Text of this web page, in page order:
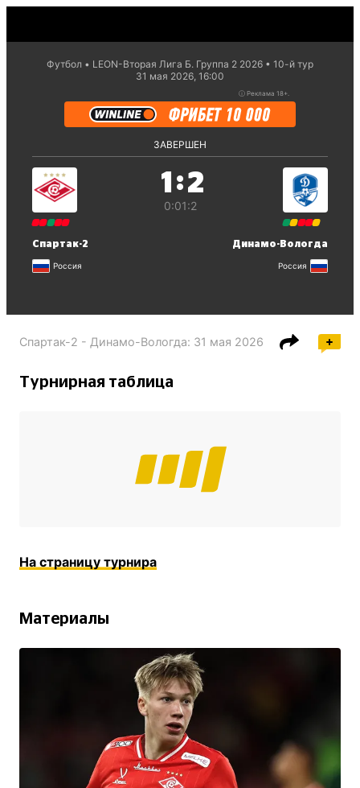
Футбол LEON-Вторая Лига Б. Группа 2 2026
10-й тур
31 мая 2026, 16:00
ⓘ Реклама 18+.
ЗАВЕРШЕН
Спартак-2
Россия
1 :2
0:01:2
Динамо-Вологда
Россия
Спартак-2 - Динамо-Вологда: 31 мая 2026
Турнирная таблица
На страницу турнира
Материалы